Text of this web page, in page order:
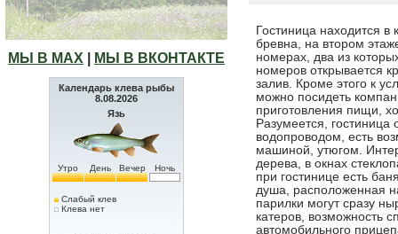
МЫ В МАХ МЫ В ВКОНТАКТЕ
Календарь клева рыбы
8.08.2026
Язь
Утро День Вечер Ночь
Слабый клев
Клева нет
Гостиница находится
бревна, на втором
номерах, два из
номеров открывается
залив. Кроме этого к
можно посидеть
приготовления пищи,
Разумеется,
водопроводом, есть
машиной, утюгом.
дерева, в окнах
при гостинице есть
душа, расположенная
парилки могут сразу
катеров, возможность
автомобильного